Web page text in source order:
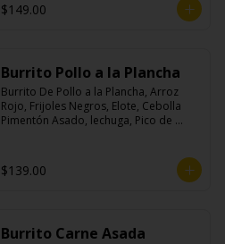
$149.00
Burrito Pollo a la Plancha
Burrito De Pollo a la Plancha, Arroz
Rojo, Frijoles Negros, Elote, Cebolla
Pimentón Asado, lechuga, Pico de
$139.00
Burrito Carne Asada